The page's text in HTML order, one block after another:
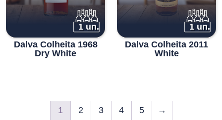
1 un.
Dalva Colheita 1968
Dry White
1 un.
Dalva Colheita 2011
White
1 2 3 4 5 →